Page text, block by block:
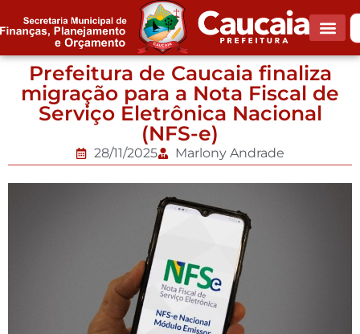
Prefeitura de Caucaia finaliza
migração para a Nota Fiscal de
Serviço Eletrônica Nacional
(NFS-e)
28/11/2025 Marlony Andrade